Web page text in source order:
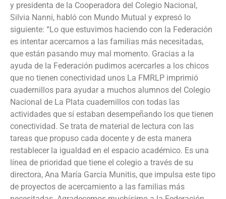
y presidenta de la Cooperadora del Colegio Nacional,
Silvia Nanni, habló con Mundo Mutual y expresó lo
siguiente: “Lo que estuvimos haciendo con la Federación
es intentar acercarnos a las familias más necesitadas,
que están pasando muy mal momento. Gracias a la
ayuda de la Federación pudimos acercarles a los chicos
que no tienen conectividad unos La FMRLP imprimió
cuadernillos para ayudar a muchos alumnos del Colegio
Nacional de La Plata cuadernillos con todas las
actividades que sí estaban desempeñando los que tienen
conectividad. Se trata de material de lectura con las
tareas que propuso cada docente y de esta manera
restablecer la igualdad en el espacio académico. Es una
línea de prioridad que tiene el colegio a través de su
directora, Ana María García Munitis, que impulsa este tipo
de proyectos de acercamiento a las familias más